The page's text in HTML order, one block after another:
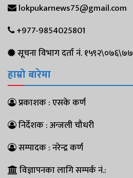
lokpukarnews75@gmail.com
+977-9854025801
सूचना विभाग दर्ता नं. १५९२\०७६\७७
हाम्रो बारेमा
प्रकाशक : एसके कर्ण
निर्देशक : अन्जली चौधरी
सम्पादक : नरेन्द्र कर्ण
विज्ञापनका लागि सम्पर्क नं.: